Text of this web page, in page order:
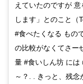
えていたのですが
します」とのこと（
#食べたくなる もの
の比較がなくてさー
量 #食いしん坊 には
～？. . きっと、残